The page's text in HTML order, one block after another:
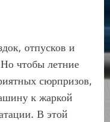
отпусков и
чтобы летние
сюрпризов,
к жаркой
В этой